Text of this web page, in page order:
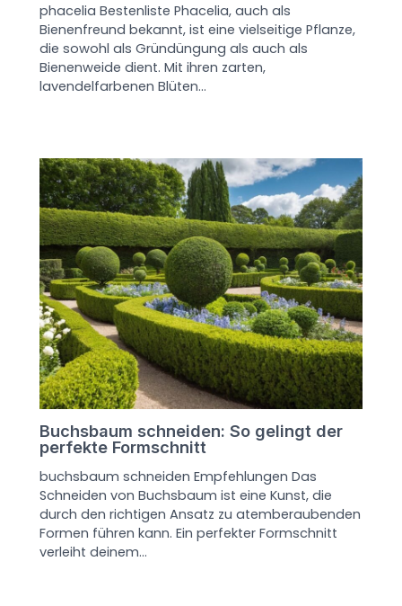
phacelia Bestenliste Phacelia, auch als
Bienenfreund bekannt, ist eine vielseitige Pflanze,
die sowohl als Gründüngung als auch als
Bienenweide dient. Mit ihren zarten,
lavendelfarbenen Blüten…
Buchsbaum schneiden: So gelingt der
perfekte Formschnitt
buchsbaum schneiden Empfehlungen Das
Schneiden von Buchsbaum ist eine Kunst, die
durch den richtigen Ansatz zu atemberaubenden
Formen führen kann. Ein perfekter Formschnitt
verleiht deinem…